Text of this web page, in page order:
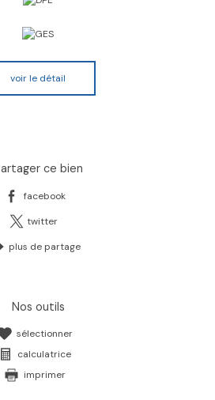
voir le détail
partager ce bien
facebook
twitter
plus de partage
nos outils
sélectionner
calculatrice
imprimer